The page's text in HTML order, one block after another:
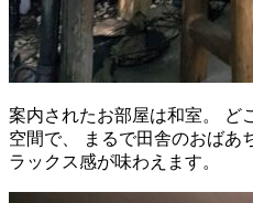
案内されたお部屋は和室。 ど
空間で、 まるで田舎のおばあ
ラックス感が味わえます。